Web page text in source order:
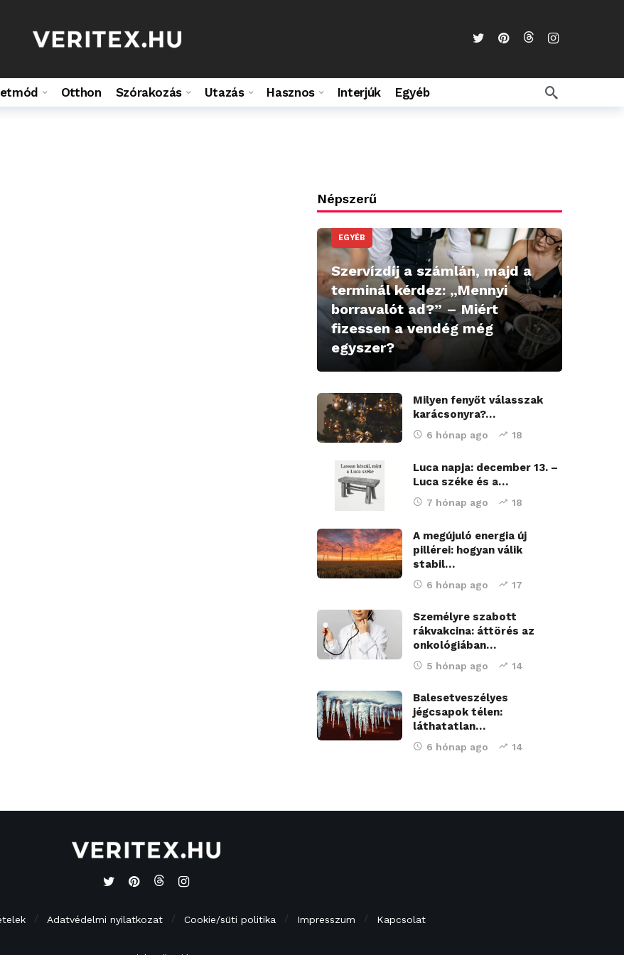
Otthon Szórakozás Utazás Hasznos Interjúk Egyéb
Népszerű
EGYÉB
Szervízdíj a számlán, majd a
terminál kérdez: „Mennyi
borravalót ad?” – Miért
fizessen a vendég még
egyszer?
Milyen fenyőt válasszak
karácsonyra?…
6 hónap ago 18
Luca napja: december 13. –
Luca széke és a…
7 hónap ago 18
A megújuló energia új
pillérei: hogyan válik
stabil…
6 hónap ago 17
Személyre szabott
rákvakcina: áttörés az
onkológiában…
5 hónap ago 14
Balesetveszélyes
jégcsapok télen:
láthatatlan…
6 hónap ago 14
Adatvédelmi nyilatkozat Cookie/süti politika Impresszum Kapcsolat